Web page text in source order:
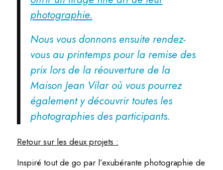
photographie.
Nous vous donnons ensuite rendez-
vous au printemps pour la remise des
prix lors de la réouverture de la
Maison Jean Vilar où vous pourrez
également y découvrir toutes les
photographies des participants.
Retour sur les deux projets :
Inspiré tout de go par l’exubérante photographie de